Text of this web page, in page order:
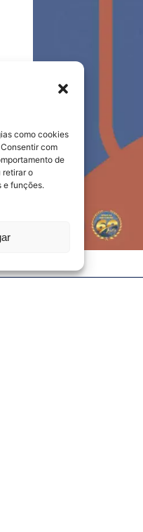
como cookies
com
de
retirar o
e funções.